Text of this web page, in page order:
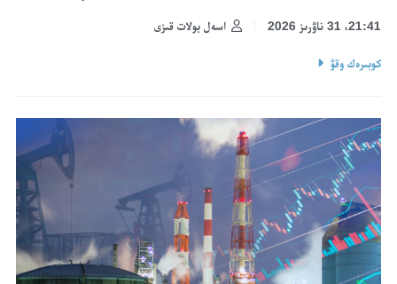
اسەل بولات قىزى 21:41، 31 ناۋرىز 2026
كوبىرەك وقۋ